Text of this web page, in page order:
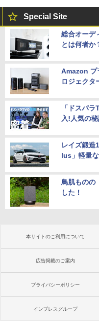
Special Site
総合オーデ
とは何者か
Amazon プ
ロジェクタ
「ドスパ
入!人気の
レイズ鍛造
lus」軽量
鳥肌ものの
した！
本サイトのご利用について
広告掲載のご案内
プライバシーポリシー
インプレスグループ